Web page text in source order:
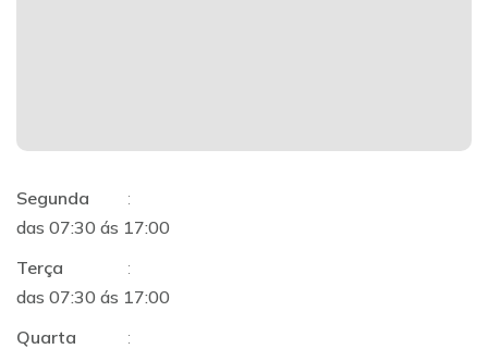
Segunda
:
das 07:30 ás 17:00
Terça
:
das 07:30 ás 17:00
Quarta
: